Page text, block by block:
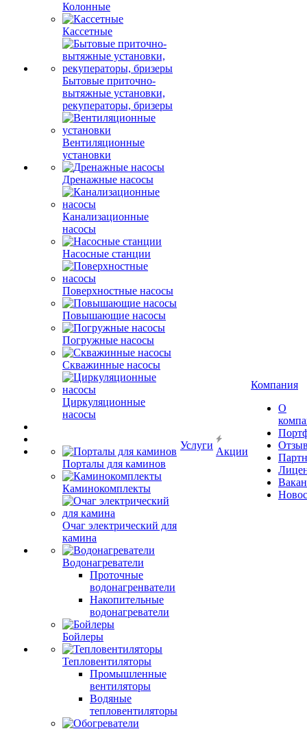
Колонные
Кассетные
Бытовые приточно-
вытяжные установки,
рекуператоры, бризеры
Вентиляционные
установки
Дренажные насосы
Канализационные
насосы
Насосные станции
Поверхностные насосы
Повышающие насосы
Погружные насосы
Скважинные насосы
Циркуляционные
насосы
Порталы для каминов
Каминокомплекты
Очаг электрический для
камина
Водонагреватели
Проточные
водонагренватели
Накопительные
водонагреватели
Бойлеры
Тепловентиляторы
Промышленные
вентиляторы
Водяные
тепловентиляторы
Услуги
Акции
Компания
О